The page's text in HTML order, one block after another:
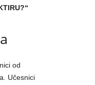
od
Učesnici